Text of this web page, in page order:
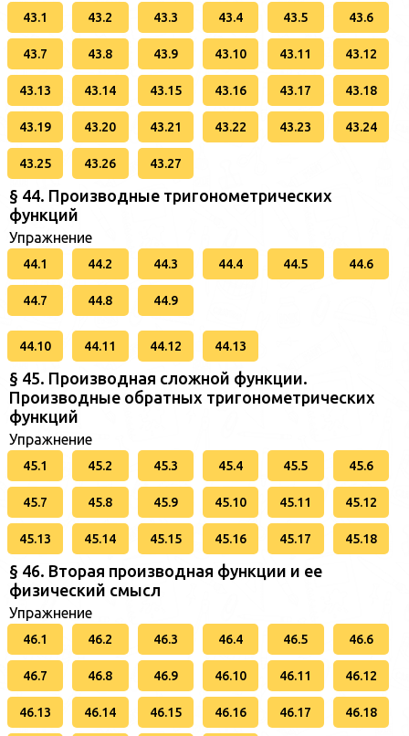
43.1 43.2 43.3 43.4 43.5 43.6
43.7 43.8 43.9 43.10 43.11 43.12
43.13 43.14 43.15 43.16 43.17 43.18
43.19 43.20 43.21 43.22 43.23 43.24
43.25 43.26 43.27
§ 44. Производные тригонометрических
функций
Упражнение
44.1 44.2 44.3 44.4 44.5 44.6
44.7 44.8 44.9
44.10 44.11 44.12 44.13
§ 45. Производная сложной функции.
Производные обратных тригонометрических
функций
Упражнение
45.1 45.2 45.3 45.4 45.5 45.6
45.7 45.8 45.9 45.10 45.11 45.12
45.13 45.14 45.15 45.16 45.17 45.18
§ 46. Вторая производная функции и ее
физический смысл
Упражнение
46.1 46.2 46.3 46.4 46.5 46.6
46.7 46.8 46.9 46.10 46.11 46.12
46.13 46.14 46.15 46.16 46.17 46.18